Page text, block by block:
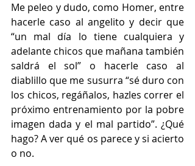
Me peleo y dudo, como Homer, entre
hacerle caso al angelito y decir que
“un mal día lo tiene cualquiera y
adelante chicos que mañana también
saldrá el sol” o hacerle caso al
diablillo que me susurra “sé duro con
los chicos, regáñalos, hazles correr el
próximo entrenamiento por la pobre
imagen dada y el mal partido”. ¿Qué
hago? A ver qué os parece y si acierto
o no.